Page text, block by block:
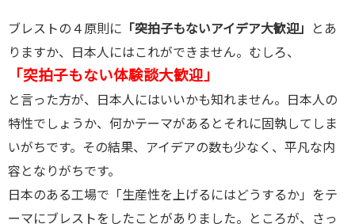
ブレストの４原則に 「突拍子もないアイデア大歓迎」
とあ
りますか、日本人にはこれができません。むしろ、
「突拍子もない体験談大歓迎」
と言った方が、日本人にはいいかも知れません。日本人の
特性でしょうか、何かテーマがあるとそれに固執してしま
いがちです。その結果、アイデアの数も少なく、平凡な内
容となりがちです。
日本のある工場で「生産性を上げるにはどうするか」をテ
ーマにブレストをしたことがありました。ところが、さっ